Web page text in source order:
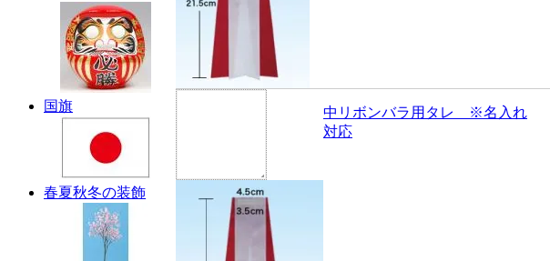
国旗
春夏秋冬の装飾
中リボンバラ用タレ ※名入れ
対応